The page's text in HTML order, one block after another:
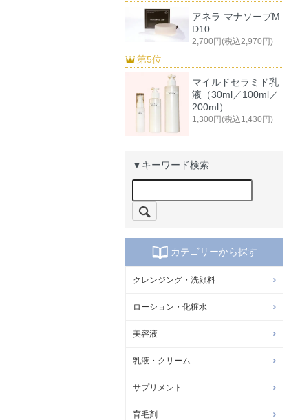
アネラ マナソープM
D10
2,700円(税込2,970円)
第5位
マイルドセラミド乳
液（30ml／100ml／
200ml）
1,300円(税込1,430円)
▼キーワード検索
カテゴリーから探す
クレンジング・洗顔料
ローション・化粧水
美容液
乳液・クリーム
サプリメント
育毛剤